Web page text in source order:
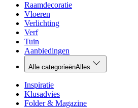
Raamdecoratie
Vloeren
Verlichting
Verf
Tuin
Aanbiedingen
Alle categorieënAlles
Inspiratie
Klusadvies
Folder & Magazine